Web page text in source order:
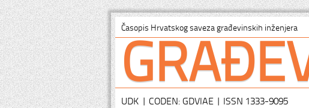
Časopis Hrvatskog saveza građevinskih inženjera
UDK | CODEN: GDVIAE | ISSN 1333-9095